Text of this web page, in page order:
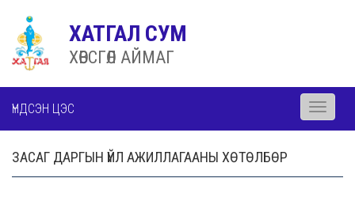
ХАТГАЛ СУМ
ХӨВСГӨЛ АЙМАГ
ҮНДСЭН ЦЭС
Toggle
ЗАСАГ ДАРГЫН ҮЙЛ АЖИЛЛАГААНЫ ХӨТӨЛБӨР